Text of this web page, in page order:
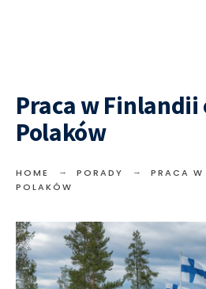
Praca w Finlandii
Polaków
HOME PORADY
PRACA
POLAKÓW